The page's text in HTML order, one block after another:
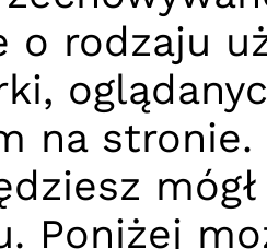
o rodzaju
na
Poniżej